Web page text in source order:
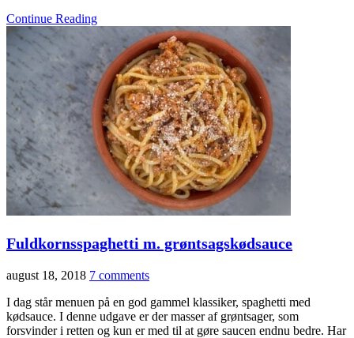
Continue Reading
Fuldkornsspaghetti m. grøntsagskødsauce
august 18, 2018 7 comments
I dag står menuen på en god gammel klassiker, spaghetti med
kødsauce. I denne udgave er der masser af grøntsager, som
forsvinder i retten og kun er med til at gøre saucen endnu bedre. Har